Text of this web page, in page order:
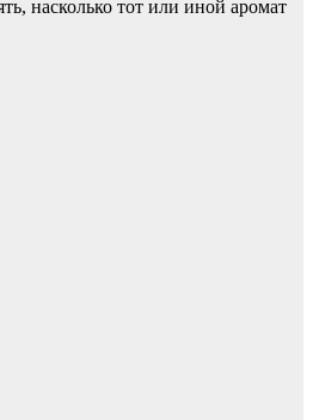
насколько тот или иной аромат